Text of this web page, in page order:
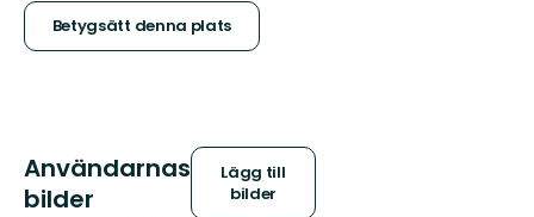
stjärnor
Betygsätt denna plats
Användarnas
bilder
Lägg till
bilder